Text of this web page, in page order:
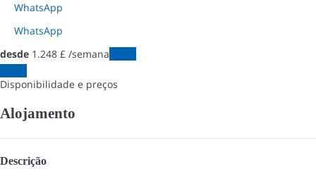
WhatsApp
WhatsApp
desde 1.248 £ /semana
Disponibilidade e preços
Alojamento
Descrição